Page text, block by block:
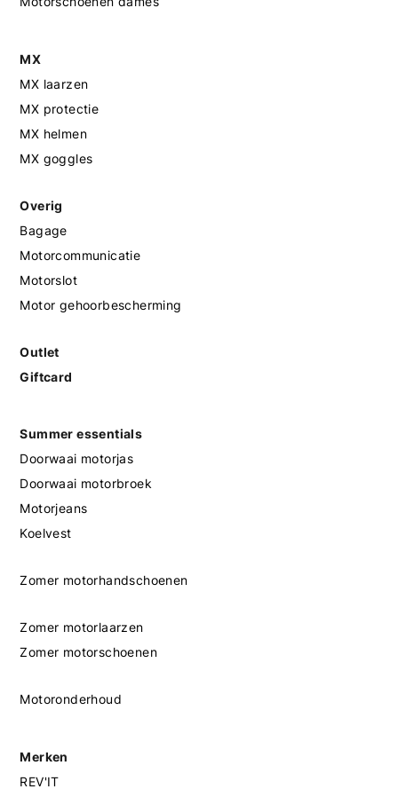
MX
MX laarzen
MX protectie
MX helmen
MX goggles
Overig
Bagage
Motorcommunicatie
Motorslot
Motor gehoorbescherming
Outlet
Giftcard
Summer essentials
Doorwaai motorjas
Doorwaai motorbroek
Motorjeans
Koelvest
Zomer motorhandschoenen
Zomer motorlaarzen
Zomer motorschoenen
Motoronderhoud
Merken
REV'IT